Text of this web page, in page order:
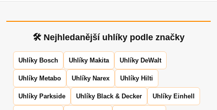
🛠 Nejhledanější uhlíky podle značky
Uhlíky Bosch Uhlíky Makita Uhlíky DeWalt
Uhlíky Metabo Uhlíky Narex Uhlíky Hilti
Uhlíky Parkside Uhlíky Black & Decker Uhlíky Einhell